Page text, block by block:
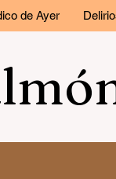
de Ayer